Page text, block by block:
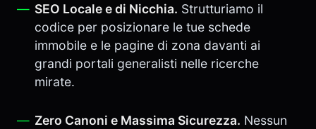
SEO Locale e di Nicchia. Strutturiamo il
codice per posizionare le tue schede
immobile e le pagine di zona davanti ai
grandi portali generalisti nelle ricerche
mirate.
Zero Canoni e Massima Sicurezza. Nessun